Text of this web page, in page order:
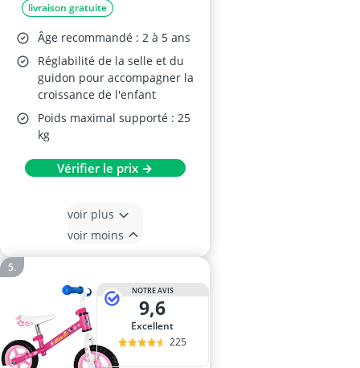
livraison gratuite
Âge recommandé : 2 à 5 ans
Réglabilité de la selle et du
guidon pour accompagner la
croissance de l'enfant
Poids maximal supporté : 25
kg
Vérifier le prix →
voir plus
voir moins
NOTRE AVIS
9,6
Excellent
225